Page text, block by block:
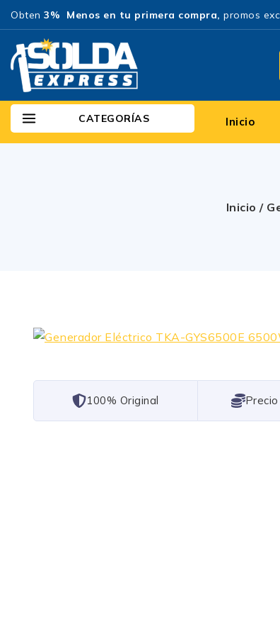
Obten 3% Menos en tu primera compra, promos
CATEGORÍAS Inicio
Inicio /
101% Original